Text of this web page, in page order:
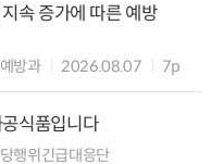
속 증가에 따른 예방
방과 2026.08.07 7p
식품입니다
행위긴급대응단